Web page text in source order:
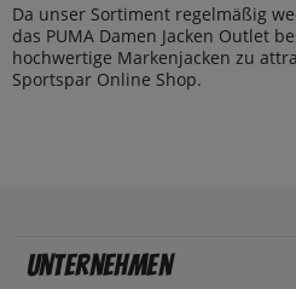
Da unser Sortiment regelmäßig
das PUMA Damen Jacken Outlet
hochwertige Markenjacken zu
Sportspar Online Shop.
Unternehmen